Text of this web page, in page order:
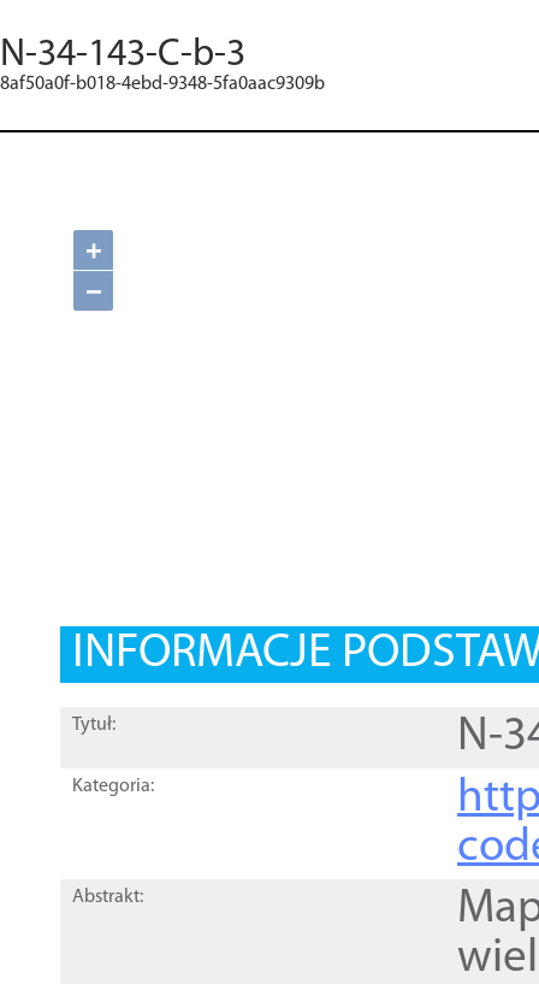
N-34-143-C-b-3
8af50a0f-b018-4ebd-9348-5fa0aac9309b
+
−
INFORMACJE
Tytuł: N-
Kategoria:
Abstrakt: